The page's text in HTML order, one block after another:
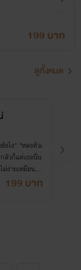
199 บาท
ดูทั้งหมด
งไง" "หลงตัวเ
ลัวก็แต่เธอนั่น
ม่ง่ายเหมือนได้
199 บาท